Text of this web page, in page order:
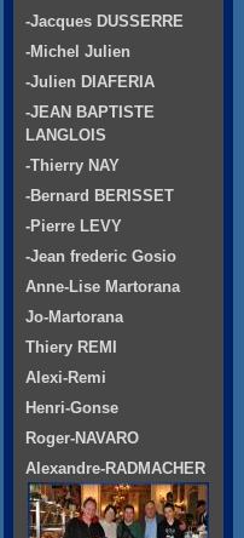
-Jacques DUSSERRE
-Michel Julien
-Julien DIAFERIA
-JEAN BAPTISTE
LANGLOIS
-Thierry NAY
-Bernard BERISSET
-Pierre LEVY
-Jean frederic Gosio
Anne-Lise Martorana
Jo-Martorana
Thiery REMI
Alexi-Remi
Henri-Gonse
Roger-NAVARO
Alexandre-RADMACHER